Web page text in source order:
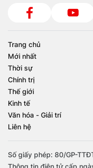
Trang chủ
Mới nhất
Thời sự
Chính trị
Thế giới
Kinh tế
Văn hóa - Giải trí
Liên hệ
Số giấy phép: 80/GP-
Thông tin điện tử cấp